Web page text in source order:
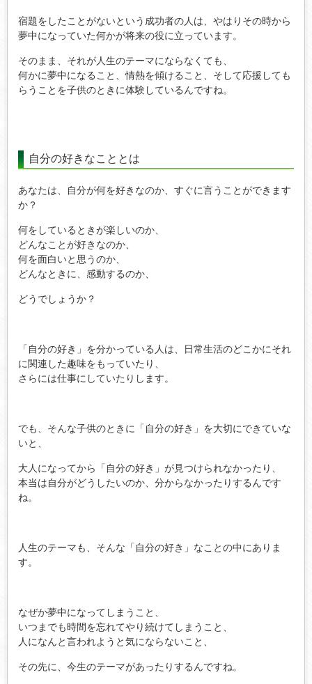
宿題をしたことがないという成功者の人は、やはりその時から
夢中になっていた何かが将来の役に立っています。
そのまま、それが人生のテーマにならなくても、
何かに夢中になること、情熱を傾けること、そして応援しても
らうことを子供のときに体験しているんですね。
自分の好きなこととは
あなたは、自分が何を好きなのか、すぐに言うことができます
か？
何をしているときが楽しいのか、
どんなことが好きなのか、
何を面白いと思うのか、
どんなときに、感動するのか、
どうでしょうか？
「自分の好き」を分かっている人は、日常生活のどこかにそれ
に関連した趣味をもっていたり、
さらには仕事にしていたりします。
でも、そんな子供のときに「自分の好き」を大切にできていな
いと、
大人になってから「自分の好き」が見つけられなかったり、
本当は自分がどうしたいのか、分からなかったりするんです
ね。
人生のテーマも、そんな「自分の好き」なことの中にありま
す。
なぜか夢中になってしまうこと、
いつまでも時間を忘れてやり続けてしまうこと、
人になんと言われようと気にならないこと、
その先に、今生のテーマがあったりするんですね。